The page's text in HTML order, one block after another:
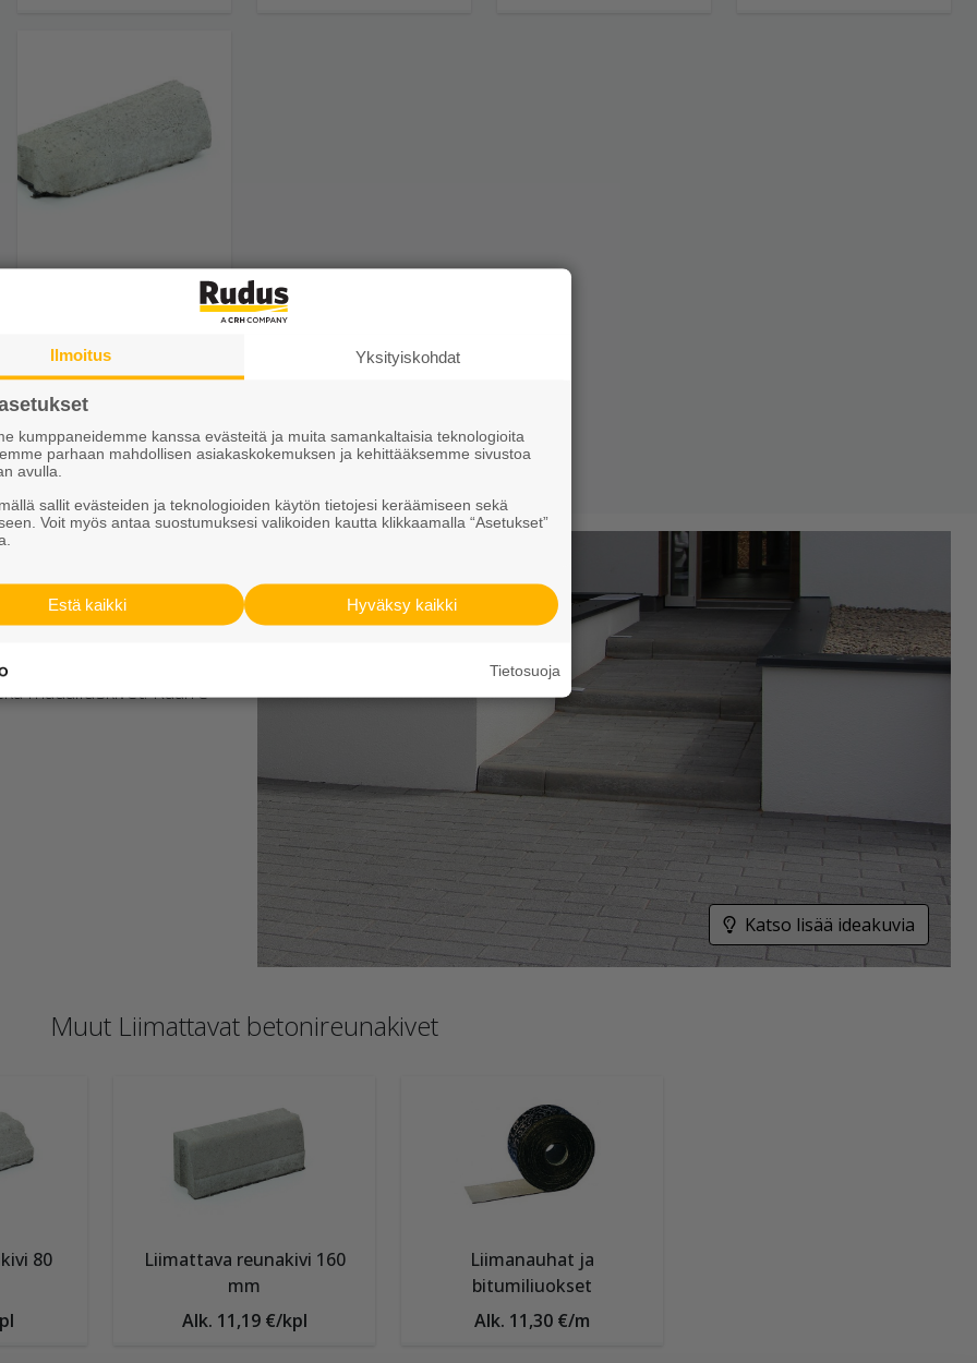
laskee vas. harmaa
29,19 €/kpl
Näytä lisätiedot
kadun reunakivenä
Reunakivi kiinnitetään
upottaa.
madalluskivet. Kaarre-
Katso lisää ideakuvia
Muut Liimattavat betonireunakivet
80
Liimattava reunakivi 160
mm
Alk. 11,19 €/kpl
Liimanauhat ja
bitumiliuokset
Alk. 11,30 €/m
Ilmoitus Yksityiskohdat
kumppaneidemme kanssa evästeitä ja muita samankaltaisia teknologioita
parhaan mahdollisen asiakaskokemuksen ja kehittääksemme sivustoa
avulla.
sallit evästeiden ja teknologioiden käytön tietojesi keräämiseen sekä
Voit myös antaa suostumuksesi valikoiden kautta klikkaamalla “Asetukset”
Hyväksy kaikki
Estä kaikki
Tietosuoja